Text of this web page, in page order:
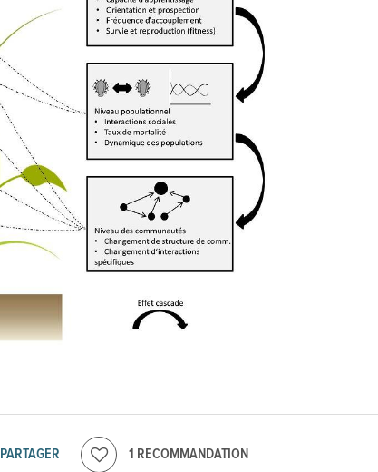
PARTAGER 1 RECOMMANDATION